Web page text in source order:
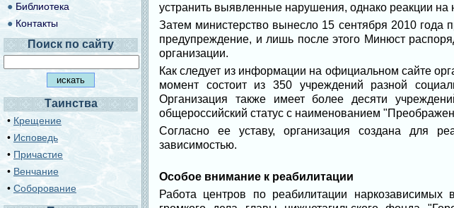
устранить выявленные нарушения, однако реакции на
Затем министерство вынесло 15 сентября 2010 года
предупреждение, и лишь после этого Минюст
организации.
Как следует из информации на официальном сайте
момент состоит из 350 учреждений разной
Организация также имеет более десяти
общероссийский статус с наименованием
Согласно ее уставу, организация создана для
зависимостью.
Особое внимание к реабилитации
Работа центров по реабилитации
● Библиотека
● Контакты
Поиск по сайту
Таинства
• Крещение
• Исповедь
• Причастие
• Венчание
• Соборование